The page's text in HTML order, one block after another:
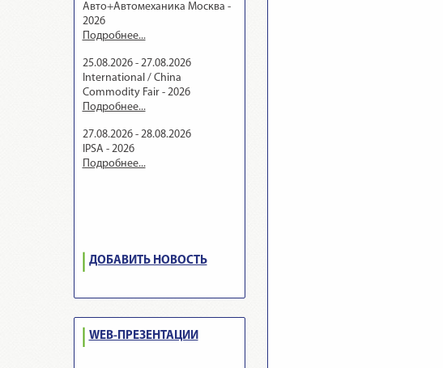
Авто+Автомеханика Москва -
2026
Подробнее...
25.08.2026 - 27.08.2026
International / China
Commodity Fair - 2026
Подробнее...
27.08.2026 - 28.08.2026
IPSA - 2026
Подробнее...
ДОБАВИТЬ НОВОСТЬ
WEB-ПРЕЗЕНТАЦИИ